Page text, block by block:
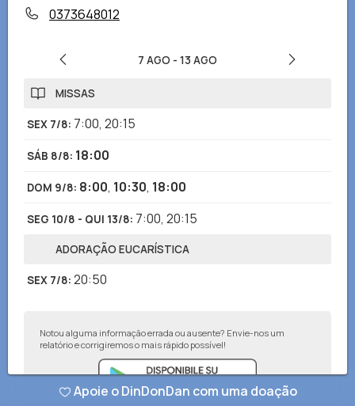
0373648012
7 AGO - 13 AGO
MISSAS
SEX 7/8: 7:00, 20:15
SÁB 8/8: 18:00
DOM 9/8: 8:00, 10:30, 18:00
SEG 10/8 - QUI 13/8: 7:00, 20:15
ADORAÇÃO EUCARÍSTICA
SEX 7/8: 20:50
Notou alguma informação errada ou ausente? Envie-nos um
relatório e corrigiremos o mais rápido possível!
Apoie o DinDonDan com uma doação